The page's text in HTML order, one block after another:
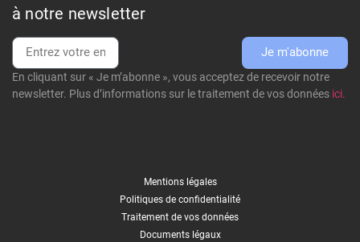
à notre newsletter
Je m'abonne
En cliquant sur « Je m’abonne », vous acceptez de recevoir notre
newsletter. Plus d’informations sur le traitement de vos données ici.
Mentions légales
Politiques de confidentialité
Traitement de vos données
Documents légaux